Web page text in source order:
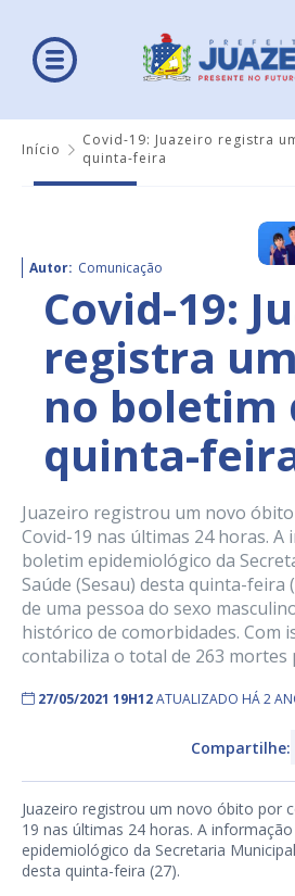
Início
Covid-19: Juazeiro registra
quinta-feira
Autor: Comunicação
Covid-19:
registra
no boletim
quinta-
Juazeiro registrou um novo
Covid-19 nas últimas 24 horas. A
boletim epidemiológico da
Saúde (Sesau) desta quinta-feira
de uma pessoa do sexo
histórico de comorbidades. Com
contabiliza o total de 263 mortes
27/05/2021 19H12ATUALIZADO HÁ 2
Compartilhe:
Juazeiro registrou um novo óbito por
19 nas últimas 24 horas. A
epidemiológico da Secretaria
desta quinta-feira (27).